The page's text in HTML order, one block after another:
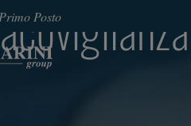
Posto